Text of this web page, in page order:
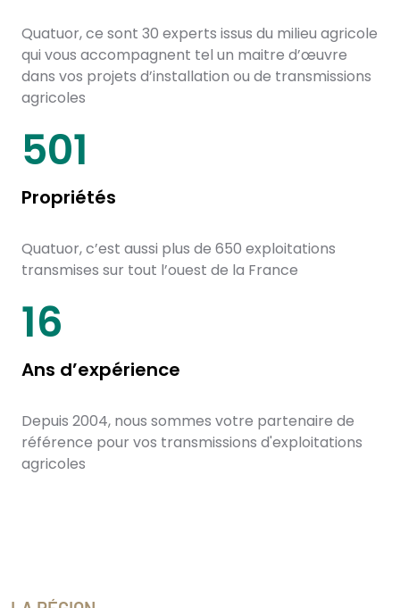
Quatuor, ce sont 30 experts issus du milieu agricole
qui vous accompagnent tel un maitre d’œuvre
dans vos projets d’installation ou de transmissions
agricoles
650
Propriétés
Quatuor, c’est aussi plus de 650 exploitations
transmises sur tout l’ouest de la France
20
Ans d’expérience
Depuis 2004, nous sommes votre partenaire de
référence pour vos transmissions d'exploitations
agricoles